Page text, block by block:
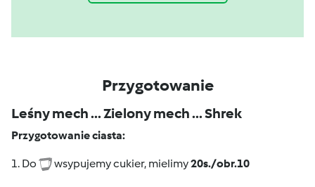
Przygotowanie
Leśny mech ... Zielony mech ... Shrek
Przygotowanie ciasta:
1. Do wsypujemy cukier, mielimy20s./obr.10